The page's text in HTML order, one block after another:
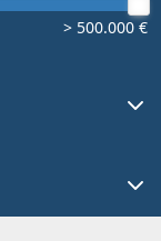
> 500.000 €